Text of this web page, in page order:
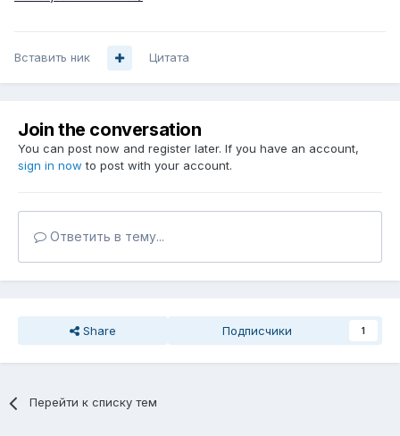
Вставить ник Цитата
Join the conversation
You can post now and register later. If you have an account,
sign in now to post with your account.
Ответить в тему...
Share Подписчики 1
Перейти к списку тем